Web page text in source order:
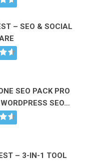
– SEO & SOCIAL
SEO PACK PRO
SEO…
– 3-IN-1 TOOL